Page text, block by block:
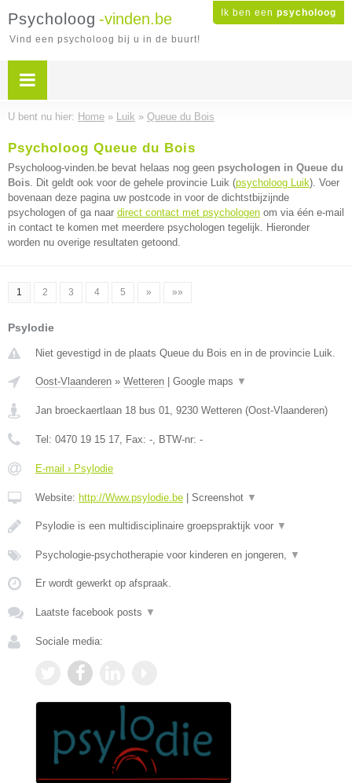
Ik ben een psycholoog
Psycholoog -vinden.be
Vind een psycholoog bij u in de buurt!
U bent nu hier: Home » Luik » Queue du Bois
Psycholoog Queue du Bois
Psycholoog-vinden.be bevat helaas nog geen psychologen in Queue du
Bois. Dit geldt ook voor de gehele provincie Luik (psycholoog Luik). Voer
bovenaan deze pagina uw postcode in voor de dichtstbijzijnde
psychologen of ga naar direct contact met psychologen om via één e-mail
in contact te komen met meerdere psychologen tegelijk. Hieronder
worden nu overige resultaten getoond.
1 2 3 4 5 » »»
Psylodie
Niet gevestigd in de plaats Queue du Bois en in de provincie Luik.
Oost-Vlaanderen » Wetteren Google maps ▼
Jan broeckaertlaan 18 bus 01, 9230 Wetteren (Oost-Vlaanderen)
Tel: 0470 19 15 17, Fax: -, BTW-nr: -
E-mail › Psylodie
Website: http://Www.psylodie.be Screenshot ▼
Psylodie is een multidisciplinaire groepspraktijk voor ▼
Psychologie-psychotherapie voor kinderen en jongeren, ▼
Er wordt gewerkt op afspraak.
Laatste facebook posts ▼
Sociale media: